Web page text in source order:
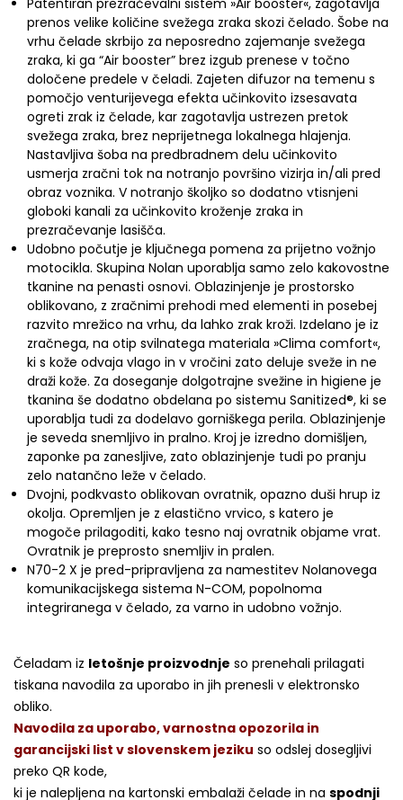
Patentiran prezračevalni sistem »Air booster«, zagotavlja
prenos velike količine svežega zraka skozi čelado. Šobe na
vrhu čelade skrbijo za neposredno zajemanje svežega
zraka, ki ga “Air booster” brez izgub prenese v točno
določene predele v čeladi. Zajeten difuzor na temenu s
pomočjo venturijevega efekta učinkovito izsesavata
ogreti zrak iz čelade, kar zagotavlja ustrezen pretok
svežega zraka, brez neprijetnega lokalnega hlajenja.
Nastavljiva šoba na predbradnem delu učinkovito
usmerja zračni tok na notranjo površino vizirja in/ali pred
obraz voznika. V notranjo školjko so dodatno vtisnjeni
globoki kanali za učinkovito kroženje zraka in
prezračevanje lasišča.
Udobno počutje je ključnega pomena za prijetno vožnjo
motocikla. Skupina Nolan uporablja samo zelo kakovostne
tkanine na penasti osnovi. Oblazinjenje je prostorsko
oblikovano, z zračnimi prehodi med elementi in posebej
razvito mrežico na vrhu, da lahko zrak kroži. Izdelano je iz
zračnega, na otip svilnatega materiala »Clima comfort«,
ki s kože odvaja vlago in v vročini zato deluje sveže in ne
draži kože. Za doseganje dolgotrajne svežine in higiene je
tkanina še dodatno obdelana po sistemu Sanitized®, ki se
uporablja tudi za dodelavo gorniškega perila. Oblazinjenje
je seveda snemljivo in pralno. Kroj je izredno domišljen,
zaponke pa zanesljive, zato oblazinjenje tudi po pranju
zelo natančno leže v čelado.
Dvojni, podkvasto oblikovan ovratnik, opazno duši hrup iz
okolja. Opremljen je z elastično vrvico, s katero je
mogoče prilagoditi, kako tesno naj ovratnik objame vrat.
Ovratnik je preprosto snemljiv in pralen.
N70-2 X je pred-pripravljena za namestitev Nolanovega
komunikacijskega sistema N-COM, popolnoma
integriranega v čelado, za varno in udobno vožnjo.
Čeladam iz letošnje proizvodnje so prenehali prilagati
tiskana navodila za uporabo in jih prenesli v elektronsko
obliko.
Navodila za uporabo, varnostna opozorila in
garancijski list v slovenskem jeziku so odslej dosegljivi
preko QR kode,
ki je nalepljena na kartonski embalaži čelade in na spodnji